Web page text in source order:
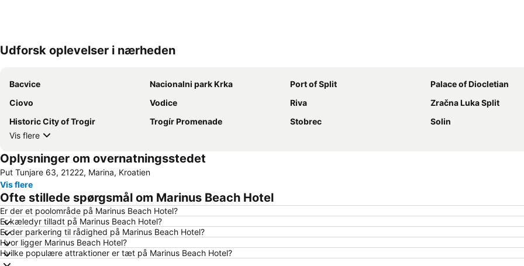
Udforsk oplevelser i nærheden
Bacvice Nacionalni park Krka Port of Split
Palace of Diocletian
Ciovo
Vodice Riva
Zračna Luka Split
Historic City of Trogir
Trogír Promenade Stobrec
Solin
Vis flere
Oplysninger om overnatningsstedet
Put Tunjare 63, 21222, Marina, Kroatien
Vis flere
Ofte stillede spørgsmål om Marinus Beach Hotel
Er der et poolområde på Marinus Beach Hotel?
Er kæledyr tilladt på Marinus Beach Hotel?
Er der parkering til rådighed på Marinus Beach Hotel?
Hvor ligger Marinus Beach Hotel?
Hvilke populære attraktioner er tæt på Marinus Beach Hotel?